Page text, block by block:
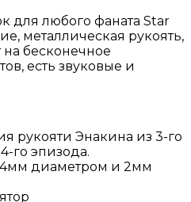
для любого фаната Star
металлическая рукоять,
бесконечное
есть звуковые и
рукояти Энакина из 3-го
го эпизода.
диаметром и 2мм